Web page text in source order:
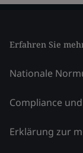
Erfahren Sie
Nationale
Compliance
Erklärung zur